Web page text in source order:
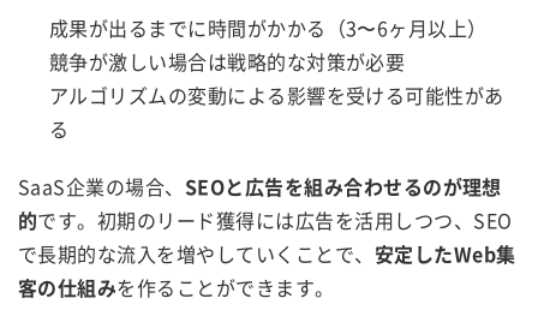
成果が出るまでに時間がかかる（3〜6ヶ月以上）
競争が激しい場合は戦略的な対策が必要
アルゴリズムの変動による影響を受ける可能性があ
る
SaaS企業の場合、 SEOと広告を組み合わせるのが理想
的です。初期のリード獲得には広告を活用しつつ、SEO
で長期的な流入を増やしていくことで、 安定したWeb集
客の仕組みを作ることができます。